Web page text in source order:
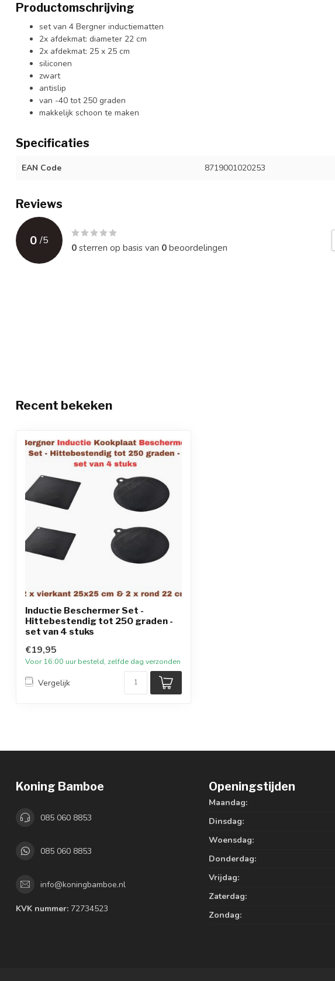
Productomschrijving
set van 4 Bergner inductiematten
2x afdekmat: diameter 22 cm
2x afdekmat: 25 x 25 cm
siliconen
zwart
antislip
van -40 tot 250 graden
makkelijk schoon te maken
Specificaties
EAN Code 8719001020253
Reviews
0 /5
0sterren op basis van 0beoordelingen
Recent bekeken
Inductie Beschermer Set -
Hittebestendig tot 250 graden -
set van 4 stuks
€19,95
Voor 16:00 uur besteld, zelfde dag verzonden
Vergelijk
Koning Bamboe
085 060 8853
085 060 8853
info@koningbamboe.nl
KVK nummer: 72734523
Openingstijden
Maandag:
Dinsdag:
Woensdag:
Donderdag:
Vrijdag:
Zaterdag:
Zondag: